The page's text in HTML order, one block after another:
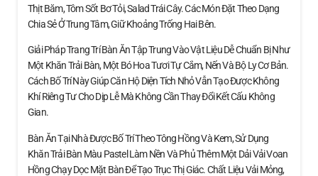
Thịt Băm, Tôm Sốt Bơ Tỏi, Salad Trái Cây. Các Món Đặt Theo Dạng
Chia Sẻ Ở Trung Tâm, Giữ Khoảng Trống Hai Bên.
Giải Pháp Trang Trí Bàn Ăn Tập Trung Vào Vật Liệu Dễ Chuẩn Bị Như
Một Khăn Trải Bàn, Một Bó Hoa Tươi Tự Cắm, Nến Và Bộ Ly Cơ Bản.
Cách Bố Trí Này Giúp Căn Hộ Diện Tích Nhỏ Vẫn Tạo Được Không
Khí Riêng Tư Cho Dịp Lễ Mà Không Cần Thay Đổi Kết Cấu Không
Gian.
Bàn Ăn Tại Nhà Được Bố Trí Theo Tông Hồng Và Kem, Sử Dụng
Khăn Trải Bàn Màu Pastel Làm Nền Và Phủ Thêm Một Dải Vải Voan
Hồng Chạy Dọc Mặt Bàn Để Tạo Trục Thị Giác. Chất Liệu Vải Mỏng,